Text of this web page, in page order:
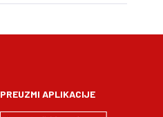
PREUZMI APLIKACIJE